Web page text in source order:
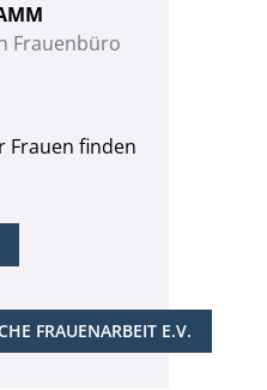
Frauenbüro
Frauen finden
FRAUENARBEIT E.V.